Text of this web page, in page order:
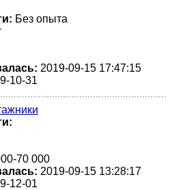
Без опыта
2019-09-15 17:47:15
10-31
70 000
2019-09-15 13:28:17
12-01